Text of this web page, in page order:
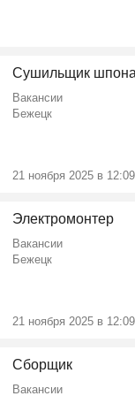
Сушильщик шпона
Вакансии
Бежецк
21 ноября 2025 в 12:09
Электромонтер
Вакансии
Бежецк
21 ноября 2025 в 12:09
Сборщик
Вакансии